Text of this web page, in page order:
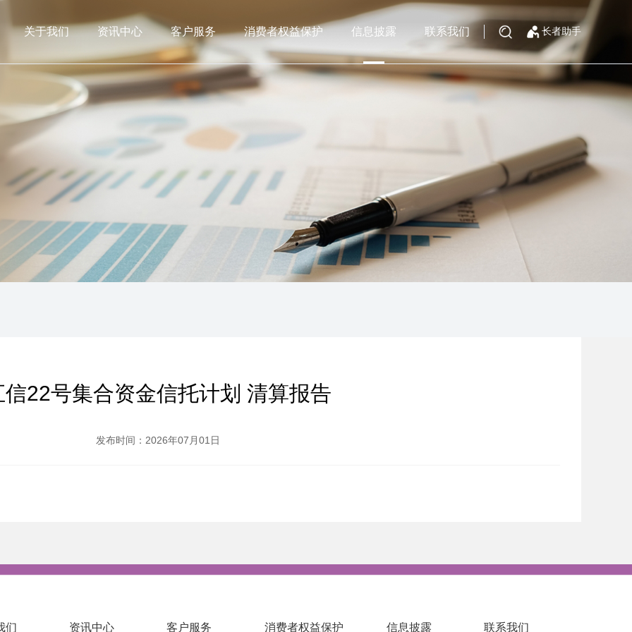
长者助手
关于我们 资讯中心 客户服务 消费者权益保护 信息披露 联系我们
信22号集合资金信托计划 清算报告
发布时间：2026年07月01日
们 资讯中心 客户服务 消费者权益保护 信息披露 联系我们